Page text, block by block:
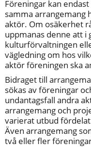
Föreningar kan
samma arrangemang
aktör. Om osäkerhet
uppmanas denne att i
kulturförvaltningen
vägledning om hos
aktör föreningen ska
Bidraget till
sökas av föreningar
undantagsfall andra
arrangemang och
varierat utbud
Även arrangemang
två eller fler